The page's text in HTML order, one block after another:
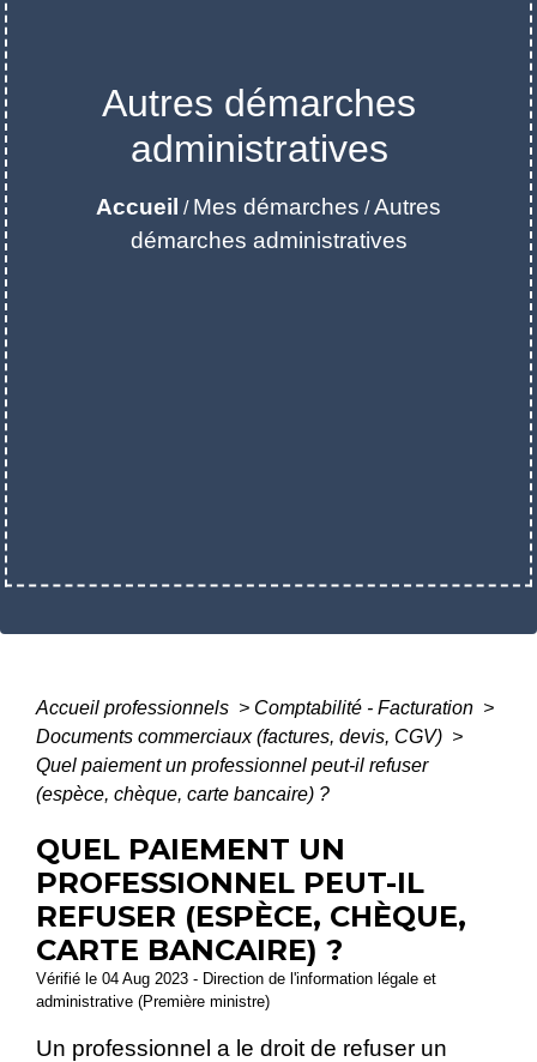
Autres démarches
administratives
Accueil / Mes démarches /Autres
démarches administratives
Accueil professionnels > Comptabilité - Facturation >
Documents commerciaux (factures, devis, CGV) >
Quel paiement un professionnel peut-il refuser
(espèce, chèque, carte bancaire) ?
QUEL PAIEMENT UN
PROFESSIONNEL PEUT-IL
REFUSER (ESPÈCE, CHÈQUE,
CARTE BANCAIRE) ?
Vérifié le 04 Aug 2023 - Direction de l'information légale et
administrative (Première ministre)
Un professionnel a le droit de refuser un